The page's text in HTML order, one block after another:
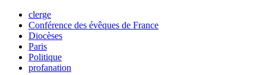
clerge
Conférence des évêques de France
Diocèses
Paris
Politique
profanation